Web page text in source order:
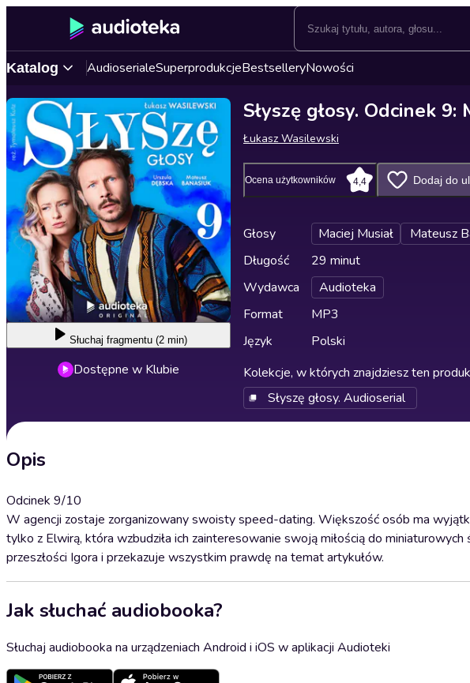
Katalog AudioserialeSuperprodukcjeBestselleryNowości
Słuchaj fragmentu (2 min)
Dostępne w Klubie
Słyszę głosy. Odcinek
Łukasz Wasilewski
Ocena użytkowników 4,4 Dodaj do
Głosy Maciej Musiał Mateusz
Długość
29 minut
Wydawca
Audioteka
Format
MP3
Język
Polski
Kolekcje, w których znajdziesz ten
Słyszę głosy. Audioserial
Opis
Odcinek 9/10
W agencji zostaje zorganizowany swoisty speed-dating. Większość osób ma
tylko z Elwirą, która wzbudziła ich zainteresowanie swoją miłością do
przeszłości Igora i przekazuje wszystkim prawdę na temat artykułów.
Jak słuchać audiobooka?
Słuchaj audiobooka na urządzeniach Android i iOS w aplikacji Audioteki